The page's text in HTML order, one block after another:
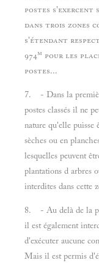
postes s'exercent
dans trois zones
s'étendant
974m pour les
postes...
7. - Dans la
postes classés il ne
nature qu'elle puisse
sèches ou en
lesquelles peuvent
plantations d arbres
interdites dans cette
8. - Au delà de la
il est également
d'exécuter aucune
Mais il est permis